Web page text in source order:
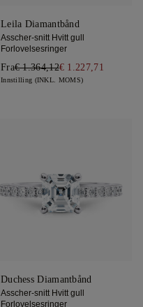
Leila Diamantbånd
Asscher-snitt Hvitt gull
Forlovelsesringer
Fra€ 1.364,12€ 1.227,71
Innstilling (INKL. MOMS)
Duchess Diamantbånd
Asscher-snitt Hvitt gull
Forlovelsesringer